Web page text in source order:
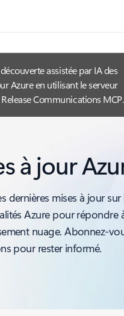
assistée par IA des
Azure en utilisant le serveur
Communications MCP.
à jour
dernières mises à jour
Azure pour répondre
nuage. Abonnez-
pour rester informé.